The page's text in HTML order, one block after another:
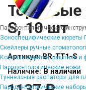
Пародонтологические
Зоноспецифические кюреты
Скейлеры ручные
Костные кюретки, рашпили и
Пародонтологические ножи
Туннельные распаторы для
Пародонтологические наборы
S, 10 шт
Артикул:BR-TT1-S
Наличие:В наличии